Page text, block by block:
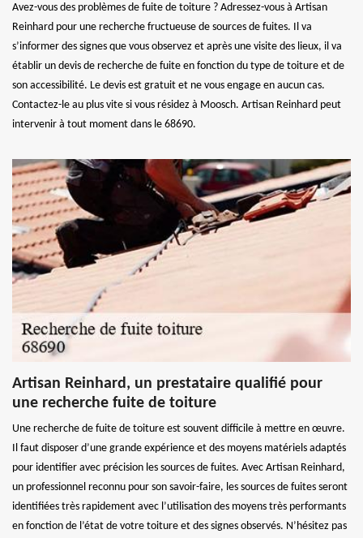
Avez-vous des problèmes de fuite de toiture ? Adressez-vous à Artisan
Reinhard pour une recherche fructueuse de sources de fuites. Il va
s’informer des signes que vous observez et après une visite des lieux, il va
établir un devis de recherche de fuite en fonction du type de toiture et de
son accessibilité. Le devis est gratuit et ne vous engage en aucun cas.
Contactez-le au plus vite si vous résidez à Moosch. Artisan Reinhard peut
intervenir à tout moment dans le 68690.
Artisan Reinhard, un prestataire qualifié pour
une recherche fuite de toiture
Une recherche de fuite de toiture est souvent difficile à mettre en œuvre.
Il faut disposer d’une grande expérience et des moyens matériels adaptés
pour identifier avec précision les sources de fuites. Avec Artisan Reinhard,
un professionnel reconnu pour son savoir-faire, les sources de fuites seront
identifiées très rapidement avec l’utilisation des moyens très performants
en fonction de l’état de votre toiture et des signes observés. N’hésitez pas